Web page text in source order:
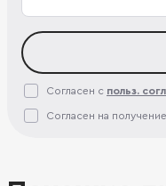
Согласен с польз.
Согласен на получение